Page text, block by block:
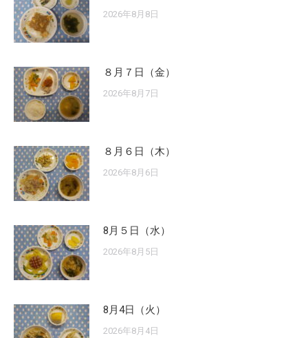
2026年8月8日
８月７日（金）
2026年8月7日
８月６日（木）
2026年8月6日
8月５日（水）
2026年8月5日
8月4日（火）
2026年8月4日